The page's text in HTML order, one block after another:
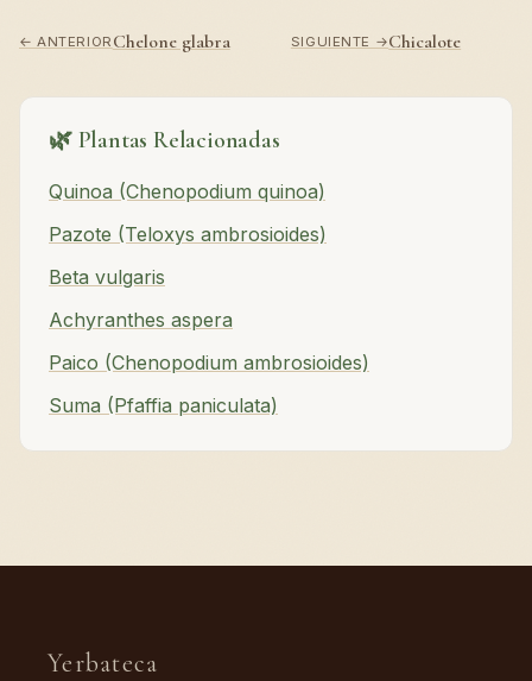
← ANTERIORChelone glabra SIGUIENTE →Chicalote
🌿 Plantas Relacionadas
Quinoa (Chenopodium quinoa)
Pazote (Teloxys ambrosioides)
Beta vulgaris
Achyranthes aspera
Paico (Chenopodium ambrosioides)
Suma (Pfaffia paniculata)
Yerbateca